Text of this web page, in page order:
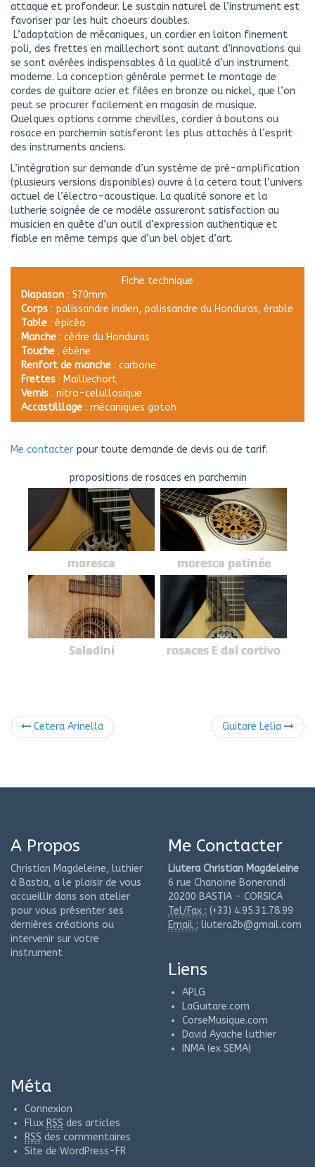
attaque et profondeur. Le sustain naturel de l’instrument est
favoriser par les huit choeurs doubles.
L’adaptation de mécaniques, un cordier en laiton finement
poli, des frettes en maillechort sont autant d’innovations qui
se sont avérées indispensables à la qualité d’un instrument
moderne. La conception générale permet le montage de
cordes de guitare acier et filées en bronze ou nickel, que l’on
peut se procurer facilement en magasin de musique.
Quelques options comme chevilles, cordier à boutons ou
rosace en parchemin satisferont les plus attachés à l’esprit
des instruments anciens.
L’intégration sur demande d’un système de pré-amplification
(plusieurs versions disponibles) ouvre à la cetera tout l’univers
actuel de l’électro-acoustique. La qualité sonore et la
lutherie soignée de ce modèle assureront satisfaction au
musicien en quête d’un outil d’expression authentique et
fiable en même temps que d’un bel objet d’art.
Fiche technique
Diapason : 570mm
Corps : palissandre indien, palissandre du Honduras, érable
Table : épicéa
Manche : cèdre du Honduras
Touche : ébène
Renfort de manche : carbone
Frettes : Maillechort
Vernis : nitro-celullosique
Accastilllage : mécaniques gotoh
Me contacter pour toute demande de devis ou de tarif.
propositions de rosaces en parchemin
moresca moresca patinée
Saladini rosaces E dal cortivo
Cetera Arinella Guitare Lelia
A Propos
Christian Magdeleine, luthier
à Bastia, a le plaisir de vous
accueillir dans son atelier
pour vous présenter ses
dernières créations ou
intervenir sur votre
instrument
Me Conctacter
Liutera Christian Magdeleine
6 rue Chanoine Bonerandi
20200 BASTIA - CORSICA
Tel/Fax : (+33) 4.95.31.78.99
Email : liutera2b@gmail.com
Liens
APLG
LaGuitare.com
CorseMusique.com
David Ayache luthier
INMA (ex SEMA)
Méta
Connexion
Flux RSS des articles
RSS des commentaires
Site de WordPress-FR